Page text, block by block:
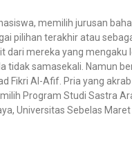
memilih jurusan
pilihan terakhir atau
dari mereka yang mengaku
tidak samasekali. Namun
Fikri Al-Afif. Pria yang
Program Studi Sastra
Universitas Sebelas Maret